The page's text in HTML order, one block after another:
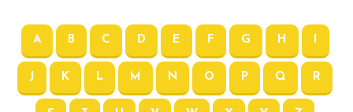
A B C D E F G H I
J K L M N O P Q R